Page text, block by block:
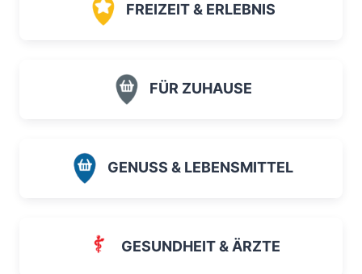
FREIZEIT & ERLEBNIS
FÜR ZUHAUSE
GENUSS & LEBENSMITTEL
GESUNDHEIT & ÄRZTE